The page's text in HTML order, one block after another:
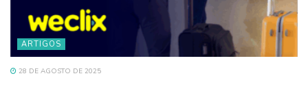
ARTIGOS
28 DE AGOSTO DE 2025